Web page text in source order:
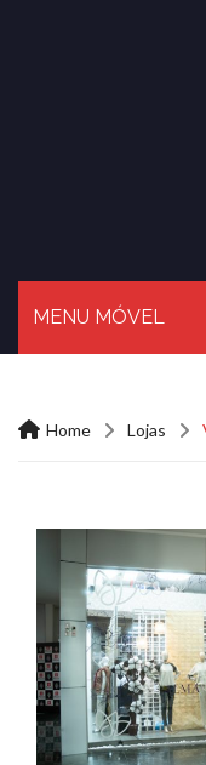
MENU MÓVEL
O PRIME
LOJAS
AGÊNCIAS
REVISTA
CONTATO
Home Lojas